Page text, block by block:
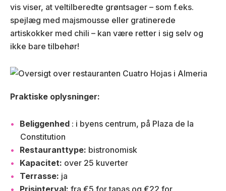
vis viser, at veltilberedte grøntsager – som f.eks.
spejlæg med majsmousse eller gratinerede
artiskokker med chili – kan være retter i sig selv og
ikke bare tilbehør!
Praktiske oplysninger:
Beliggenhed : i byens centrum, på Plaza de la
Constitution
Restauranttype: bistronomisk
Kapacitet: over 25 kuverter
Terrasse: ja
Prisinterval: fra €5 for tapas og €22 for